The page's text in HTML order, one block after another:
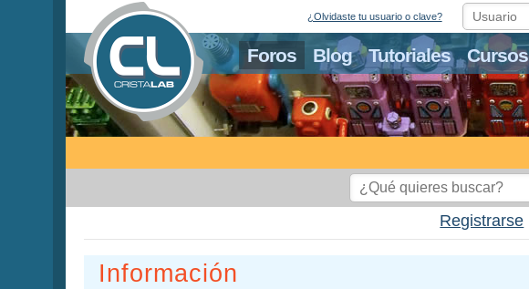
Foros Blog Tutoriales Cursos
¿Olvidaste tu usuario o clave?
Registrarse
Información